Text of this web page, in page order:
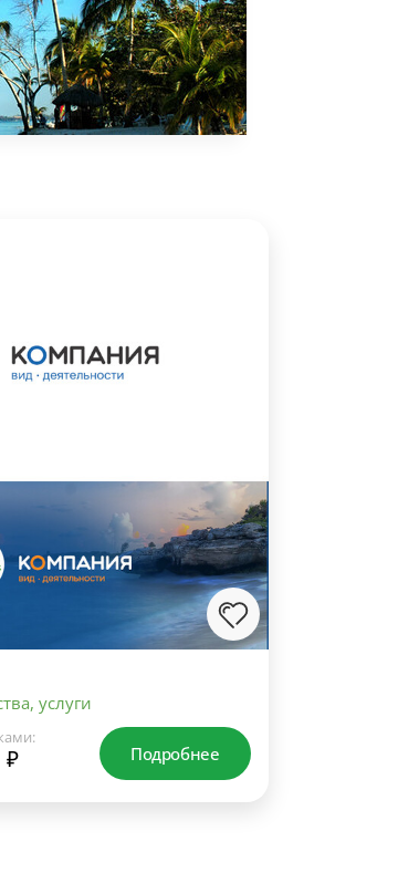
услуги
₽ Подробнее